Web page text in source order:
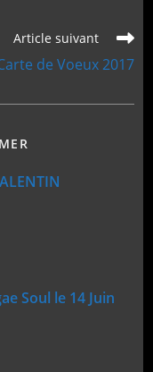
Article suivant
de Voeux 2017
Soul le 14 Juin